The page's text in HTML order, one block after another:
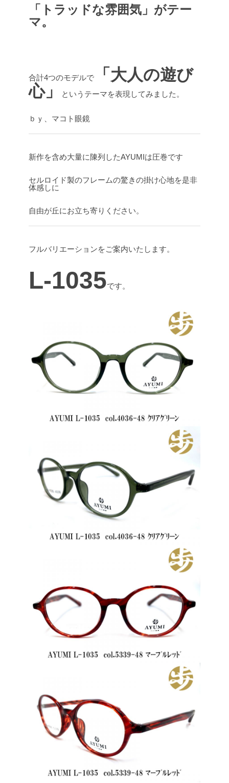
「トラッドな雰囲気」がテー
マ。
合計4つのモデルで
「大人の遊び
心」
というテーマを表現してみました。
ｂｙ、マコト眼鏡
新作を含め大量に陳列したAYUMIは圧巻です
セルロイド製のフレームの驚きの掛け心地を是非
体感しに
自由が丘にお立ち寄りください。
フルバリエーションをご案内いたします。
L-1035です。